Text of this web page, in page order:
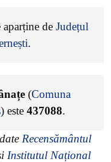
aparține de Județul
.
(Comuna
) este 437088.
Recensământul
Institutul Național